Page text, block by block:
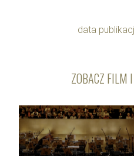
data
ZOBACZ FILM